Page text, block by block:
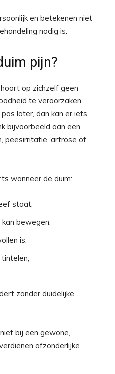
en betekenen niet
nodig is.
pijn?
op zichzelf geen
te veroorzaken.
later, dan kan er iets
bijvoorbeeld aan een
peesirritatie, artrose of
wanneer de duim:
staat;
bewegen;
is;
zonder duidelijke
bij een gewone,
afzonderlijke